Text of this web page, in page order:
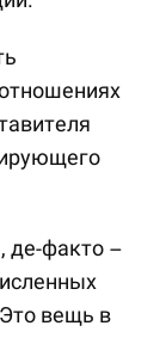
де-факто –
вещь в